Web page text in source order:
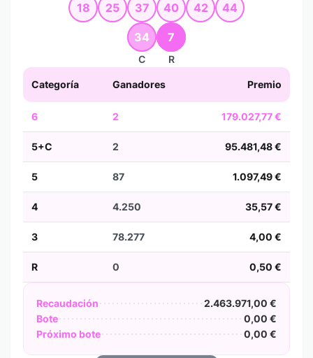
18 25 37 40 42 44
34
C
7
R
Categoría Ganadores Premio
6 2 179.027,77 €
5+C 2 95.481,48 €
5 87 1.097,49 €
4 4.250 35,57 €
3 78.277 4,00 €
R 0 0,50 €
Recaudación
2.463.971,00 €
Bote
0,00 €
Próximo bote
0,00 €